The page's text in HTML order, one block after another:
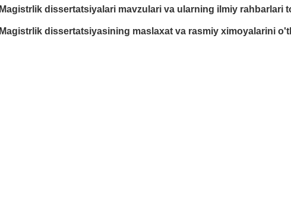
Magistrlik dissertatsiyalari mavzulari va ularning ilmiy rahbarlari
Magistrlik dissertatsiyasining maslaxat va rasmiy ximoyalarini